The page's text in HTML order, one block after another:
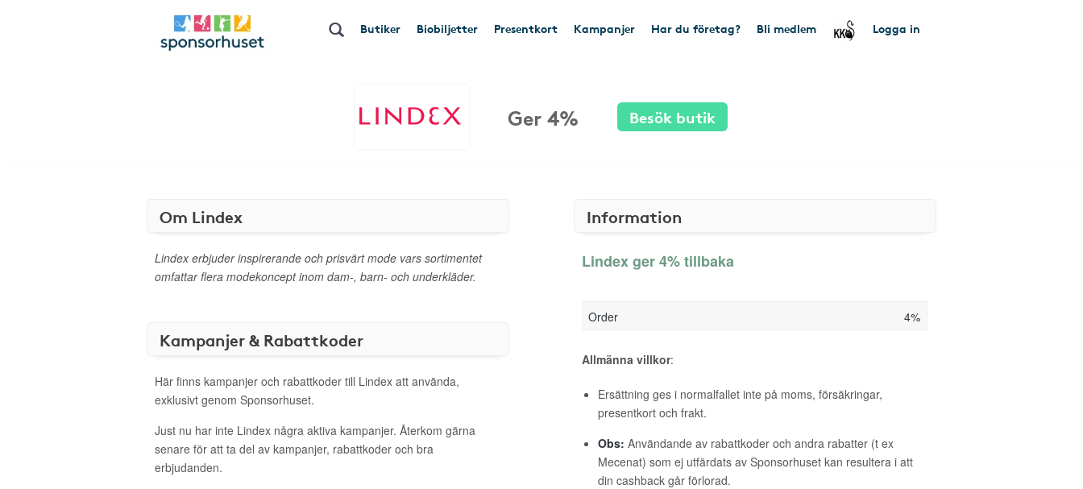
Butiker Biobiljetter Presentkort Kampanjer Har du företag? Bli medlem Logga in
Ger 4% Besök butik
Om Lindex
Lindex erbjuder inspirerande och prisvärt mode vars sortimentet
omfattar flera modekoncept inom dam-, barn- och underkläder.
Kampanjer & Rabattkoder
Här finns kampanjer och rabattkoder till Lindex att använda,
exklusivt genom Sponsorhuset.
Just nu har inte Lindex några aktiva kampanjer. Återkom gärna
senare för att ta del av kampanjer, rabattkoder och bra
erbjudanden.
Information
Lindex ger 4% tillbaka
Order 4%
Allmänna villkor:
Ersättning ges i normalfallet inte på moms, försäkringar,
presentkort och frakt.
Obs: Användande av rabattkoder och andra rabatter (t ex
Mecenat) som ej utfärdats av Sponsorhuset kan resultera i att
din cashback går förlorad.